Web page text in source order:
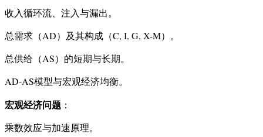
收入循环流、注入与漏出。
总需求（AD）及其构成（C, I, G, X-M）。
总供给（AS）的短期与长期。
AD-AS模型与宏观经济均衡。
宏观经济问题 ：
乘数效应与加速原理。